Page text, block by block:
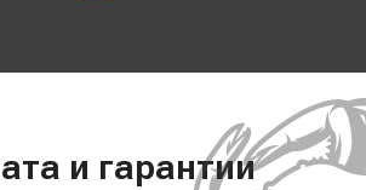
и гарантии